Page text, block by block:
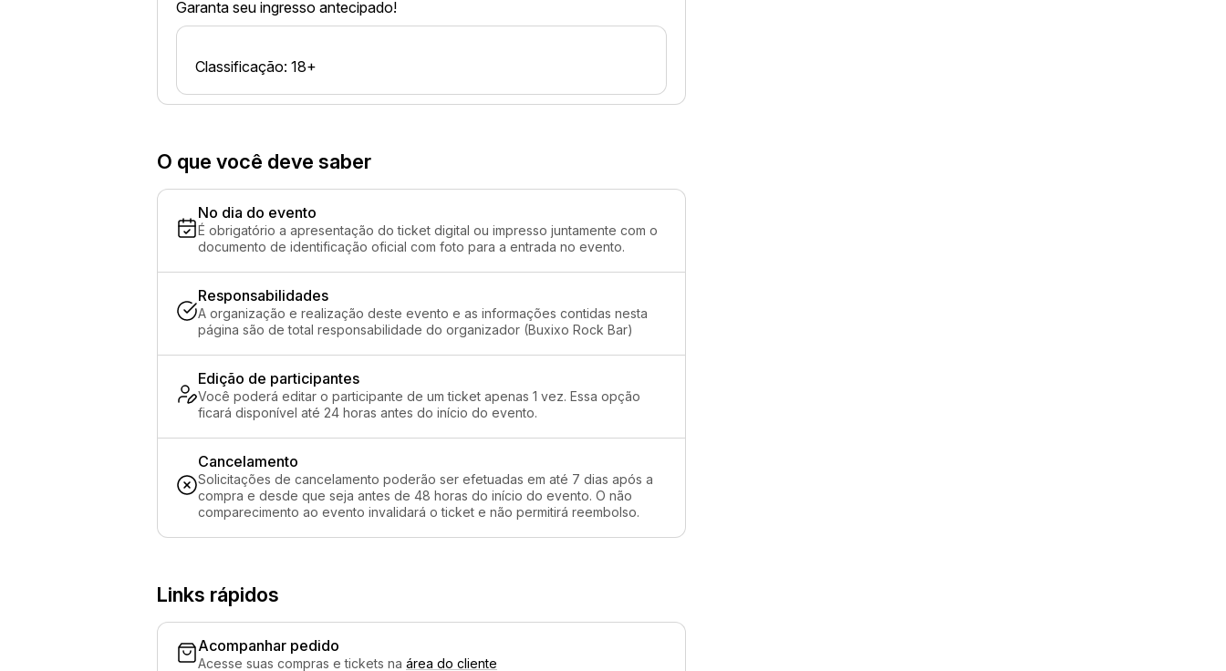
Garanta seu ingresso antecipado!
Classificação: 18+
O que você deve saber
No dia do evento
É obrigatório a apresentação do ticket digital ou impresso juntamente com o
documento de identificação oficial com foto para a entrada no evento.
Responsabilidades
A organização e realização deste evento e as informações contidas nesta
página são de total responsabilidade do organizador (Buxixo Rock Bar)
Edição de participantes
Você poderá editar o participante de um ticket apenas 1 vez. Essa opção
ficará disponível até 24 horas antes do início do evento.
Cancelamento
Solicitações de cancelamento poderão ser efetuadas em até 7 dias após a
compra e desde que seja antes de 48 horas do início do evento. O não
comparecimento ao evento invalidará o ticket e não permitirá reembolso.
Links rápidos
Acompanhar pedido
Acesse suas compras e tickets na área do cliente